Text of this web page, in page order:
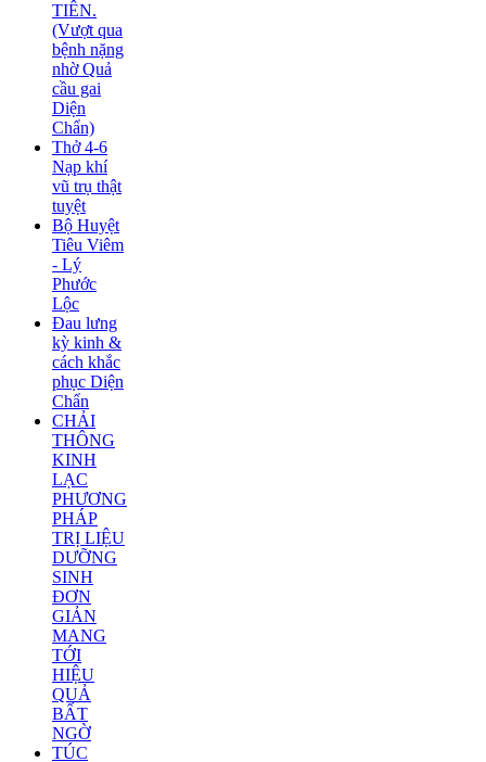
TIÊN.
(Vượt qua
bệnh nặng
nhờ Quả
cầu gai
Diện
Chẩn)
Thở 4-6
Nạp khí
vũ trụ thật
tuyệt
Bộ Huyệt
Tiêu Viêm
- Lý
Phước
Lộc
Đau lưng
kỳ kinh &
cách khắc
phục Diện
Chẩn
CHẢI
THÔNG
KINH
LẠC
PHƯƠNG
PHÁP
TRỊ LIỆU
DƯỠNG
SINH
ĐƠN
GIẢN
MANG
TỚI
HIỆU
QUẢ
BẤT
NGỜ
TÚC